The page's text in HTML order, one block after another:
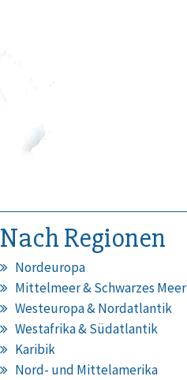
Nach Regionen
Nordeuropa
Mittelmeer & Schwarzes Meer
Westeuropa & Nordatlantik
Westafrika & Südatlantik
Karibik
Nord- und Mittelamerika